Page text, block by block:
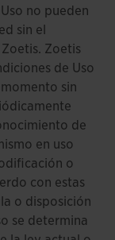
no pueden
sin el
Zoetis
de Uso
sin
de
en uso
o
con estas
o disposición
se determina